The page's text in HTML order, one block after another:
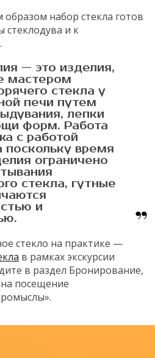
набор стекла готов
стеклодува и к
— это изделия,
мастером
стекла у
печи путем
лепки
форм. Работа
с работой
поскольку время
ограничено
стекла, гутные
и
стекло на практике —
в рамках экскурсии
в раздел Бронирование,
посещение